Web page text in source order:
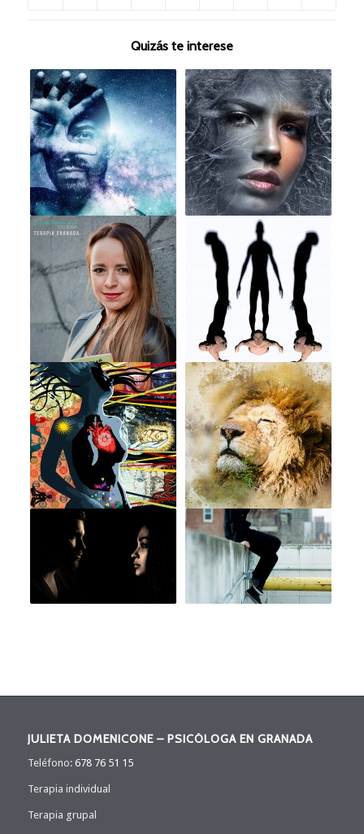
Quizás te interese
JULIETA DOMENICONE – PSICÓLOGA EN GRANADA
Teléfono: 678 76 51 15
Terapia individual
Terapia grupal